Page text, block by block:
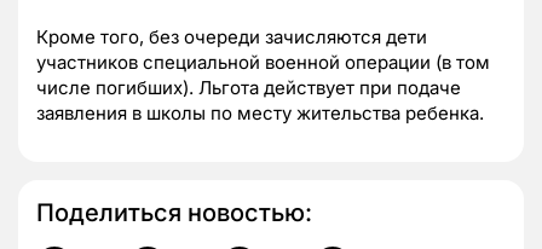
Кроме того, без очереди зачисляются дети
участников специальной военной операции (в том
числе погибших). Льгота действует при подаче
заявления в школы по месту жительства ребенка.
Поделиться новостью: